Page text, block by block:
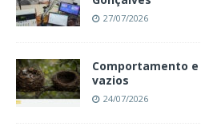
27/07/2026
Comportamento
vazios
24/07/2026